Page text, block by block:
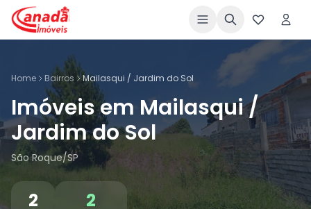
Home Bairros Mailasqui / Jardim do Sol
Imóveis em Mailasqui /
Jardim do Sol
São Roque/SP
2 2